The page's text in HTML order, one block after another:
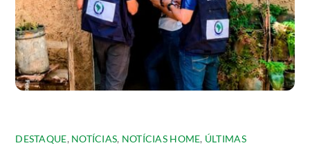
DESTAQUE, NOTÍCIAS, NOTÍCIAS HOME, ÚLTIMAS